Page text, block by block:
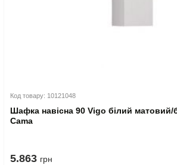
Код товару: 10121048
Шафка навісна 90 Vigo білий матовий/
Cama
5.863 грн